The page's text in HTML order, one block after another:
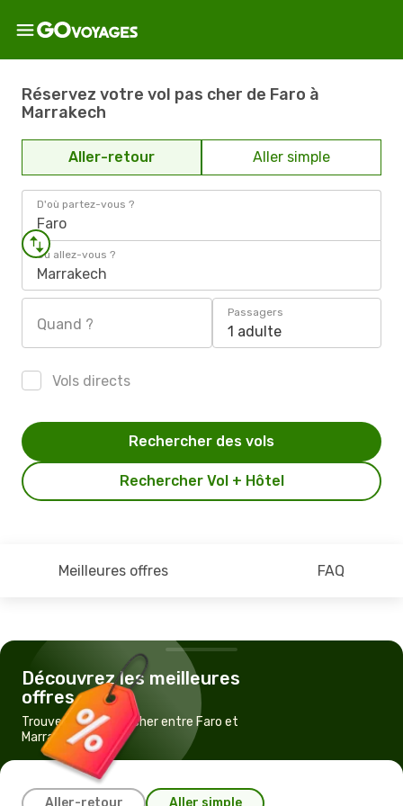
Réservez votre vol pas cher de Faro à
Marrakech
Aller-retour Aller simple
D'où partez-vous ?
Faro
Où allez-vous ?
Marrakech
Quand ?
Passagers
1 adulte
Vols directs
Rechercher Vol + Hôtel
Rechercher des vols
Meilleures offres FAQ
Découvrez les meilleures
offres
Trouvez un vol pas cher entre Faro et
Marrakech
Aller-retour Aller simple